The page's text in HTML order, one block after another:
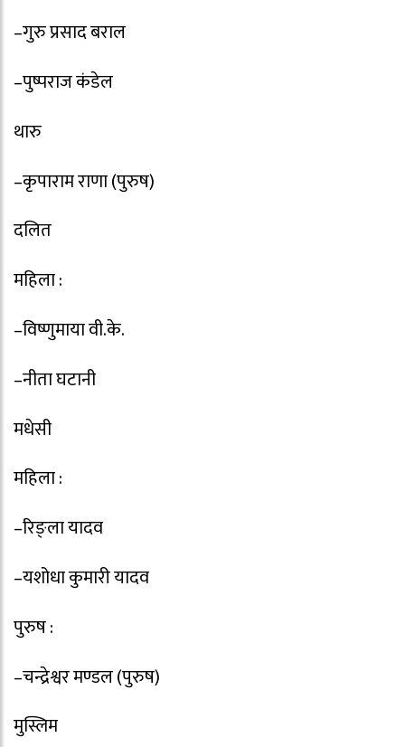
–गुरु प्रसाद बराल
–पुष्पराज कंडेल
थारु
–कृपाराम राणा (पुरुष)
दलित
महिला :
–विष्णुमाया वी.के.
–नीता घटानी
मधेसी
महिला :
–रिङ्ला यादव
–यशोधा कुमारी यादव
पुरुष :
–चन्द्रेश्वर मण्डल (पुरुष)
मुस्लिम